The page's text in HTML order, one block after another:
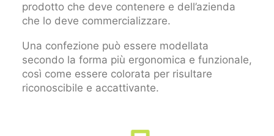
prodotto che deve contenere e dell’azienda
che lo deve commercializzare.
Una confezione può essere modellata
secondo la forma più ergonomica e funzionale,
così come essere colorata per risultare
riconoscibile e accattivante.